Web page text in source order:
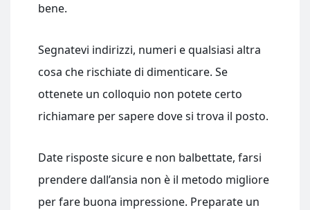
bene.
Segnatevi indirizzi, numeri e qualsiasi altra
cosa che rischiate di dimenticare. Se
ottenete un colloquio non potete certo
richiamare per sapere dove si trova il posto.
Date risposte sicure e non balbettate, farsi
prendere dall’ansia non è il metodo migliore
per fare buona impressione. Preparate un